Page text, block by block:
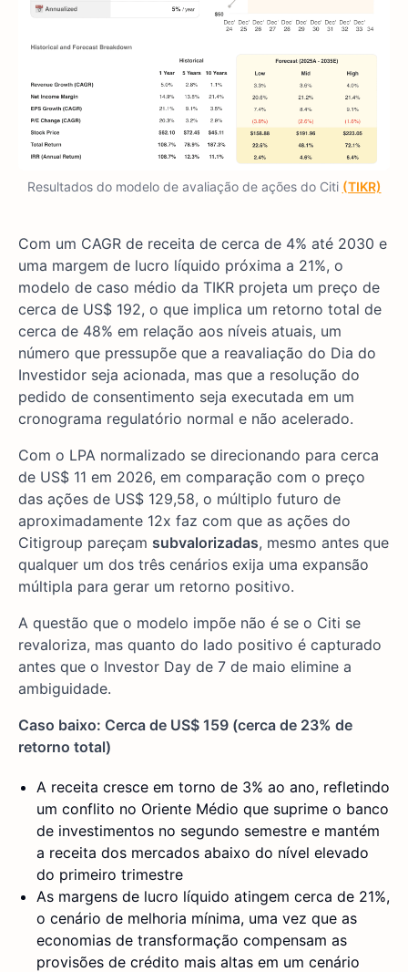
Resultados do modelo de avaliação de ações do Citi (TIKR)
Com um CAGR de receita de cerca de 4% até 2030 e
uma margem de lucro líquido próxima a 21%, o
modelo de caso médio da TIKR projeta um preço de
cerca de US$ 192, o que implica um retorno total de
cerca de 48% em relação aos níveis atuais, um
número que pressupõe que a reavaliação do Dia do
Investidor seja acionada, mas que a resolução do
pedido de consentimento seja executada em um
cronograma regulatório normal e não acelerado.
Com o LPA normalizado se direcionando para cerca
de US$ 11 em 2026, em comparação com o preço
das ações de US$ 129,58, o múltiplo futuro de
aproximadamente 12x faz com que as ações do
Citigroup pareçam subvalorizadas, mesmo antes que
qualquer um dos três cenários exija uma expansão
múltipla para gerar um retorno positivo.
A questão que o modelo impõe não é se o Citi se
revaloriza, mas quanto do lado positivo é capturado
antes que o Investor Day de 7 de maio elimine a
ambiguidade.
Caso baixo: Cerca de US$ 159 (cerca de 23% de
retorno total)
A receita cresce em torno de 3% ao ano, refletindo
um conflito no Oriente Médio que suprime o banco
de investimentos no segundo semestre e mantém
a receita dos mercados abaixo do nível elevado
do primeiro trimestre
As margens de lucro líquido atingem cerca de 21%,
o cenário de melhoria mínima, uma vez que as
economias de transformação compensam as
provisões de crédito mais altas em um cenário